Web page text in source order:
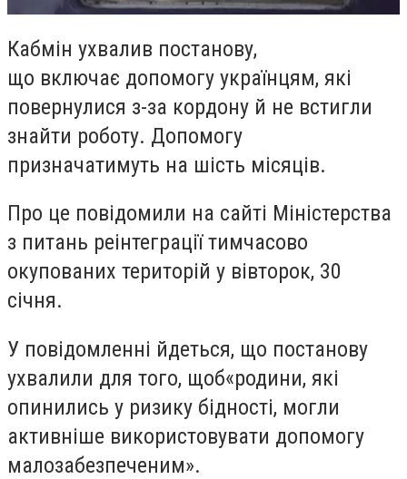
Кабмін ухвалив постанову,
що включає допомогу українцям, які
повернулися з-за кордону й не встигли
знайти роботу. Допомогу
призначатимуть на шість місяців.
Про це повідомили на сайті Міністерства
з питань реінтеграції тимчасово
окупованих територій у вівторок, 30
січня.
У повідомленні йдеться, що постанову
ухвалили для того, щоб«родини, які
опинились у ризику бідності, могли
активніше використовувати допомогу
малозабезпеченим».